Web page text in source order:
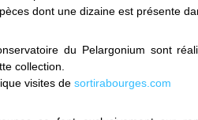
dont une dizaine est présente
du Pelargonium sont
collection.
visites de sortirabourges.com